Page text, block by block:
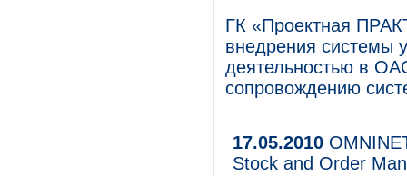
ГК «Проектная
внедрения системы
деятельностью в
сопровождению
17.05.2010
Stock and Order